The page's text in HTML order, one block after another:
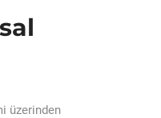
üzerinden